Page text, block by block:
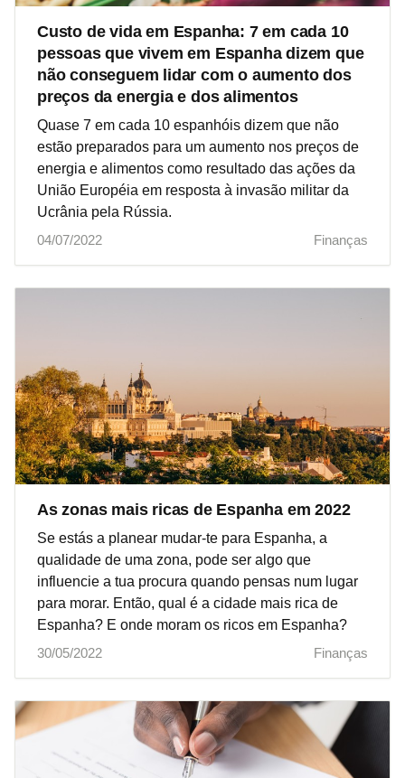
Custo de vida em Espanha: 7 em cada 10
pessoas que vivem em Espanha dizem que
não conseguem lidar com o aumento dos
preços da energia e dos alimentos
Quase 7 em cada 10 espanhóis dizem que não
estão preparados para um aumento nos preços de
energia e alimentos como resultado das ações da
União Européia em resposta à invasão militar da
Ucrânia pela Rússia.
04/07/2022
Finanças
As zonas mais ricas de Espanha em 2022
Se estás a planear mudar-te para Espanha, a
qualidade de uma zona, pode ser algo que
influencie a tua procura quando pensas num lugar
para morar. Então, qual é a cidade mais rica de
Espanha? E onde moram os ricos em Espanha?
30/05/2022
Finanças